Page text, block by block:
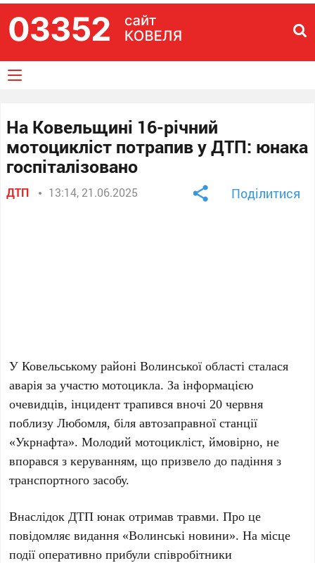
На Ковельщині 16-річний
мотоцикліст потрапив у ДТП: юнака
госпіталізовано
ДТП 13:14, 21.06.2025 Поділитися
У Ковельському районі Волинської області сталася
аварія за участю мотоцикла. За інформацією
очевидців, інцидент трапився вночі 20 червня
поблизу Любомля, біля автозаправної станції
«Укрнафта». Молодий мотоцикліст, ймовірно, не
впорався з керуванням, що призвело до падіння з
транспортного засобу.
Внаслідок ДТП юнак отримав травми. Про це
повідомляє видання «Волинські новини». На місце
події оперативно прибули співробітники